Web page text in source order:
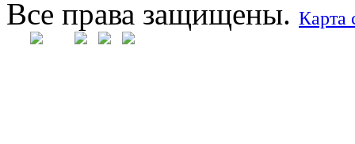
Все права защищены. Карта